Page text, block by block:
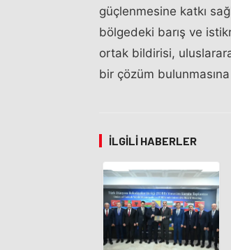
güçlenmesine katkı
bölgedeki barış ve
ortak bildirisi,
bir çözüm
İLGILI HABERLER